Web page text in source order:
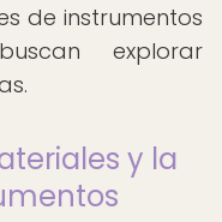
de instrumentos
explorar
y la